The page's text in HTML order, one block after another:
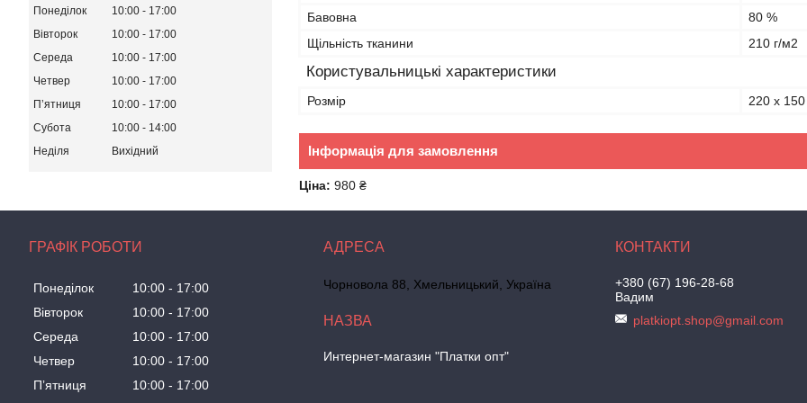
Бавовна
80 %
Щільність тканини
210 г/м2
Користувальницькі характеристики
Розмір 220 х
Інформація для замовлення
Ціна: 980 ₴
Понеділок 10:00
17:00
Вівторок
10:00
17:00
Середа
10:00
17:00
Четвер
10:00
17:00
Пʼятниця
10:00
17:00
Субота
10:00
14:00
Неділя
Вихідний
ГРАФІК РОБОТИ
Понеділок 10:00
17:00
Вівторок
10:00
17:00
Середа
10:00
17:00
Четвер
10:00
17:00
Пʼятниця
10:00
17:00
Чорновола 88, Хмельницький, Україна
Интернет-магазин "Платки опт"
+380 (67) 196-28-68
Вадим
platkiopt.shop@gmail.com